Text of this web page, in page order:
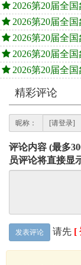
2026第20届全
2026第20届全
2026第20届全
2026第20届全
2026第20届全
精彩评论
昵称：
评论内容 (最多
员评论将直接显
发表评论 请先 [